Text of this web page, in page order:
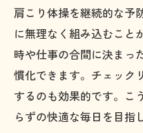
肩こり体操を継続的な予
に無理なく組み込むこと
時や仕事の合間に決まっ
慣化できます。チェック
するのも効果的です。こ
らずの快適な毎日を目指